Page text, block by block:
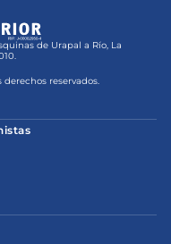
de Urapal a Río, La
reservados.